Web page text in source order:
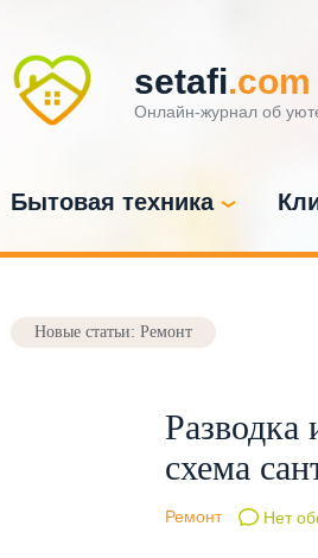
setafi.com
Онлайн-журнал об
Бытовая техника
Новые статьи: Ремонт
Разводка
схема
Ремонт Нет